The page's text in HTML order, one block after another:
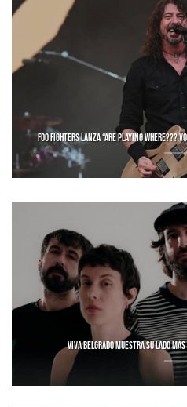
FOO FIGHTERS LANZA “ARE PLAYING WHERE???
VIVA BELGRADO MUESTRA SU LADO